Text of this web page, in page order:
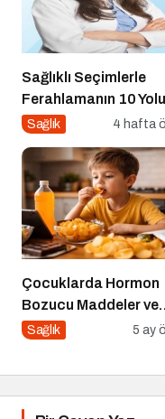
Sağlıklı Seçimlerle
Ferahlamanın 10 Yolu
Sağlık 4 hafta
Çocuklarda Hormon
Bozucu Maddeler ve
Paketli Gıdalar
Sağlık 5 ay